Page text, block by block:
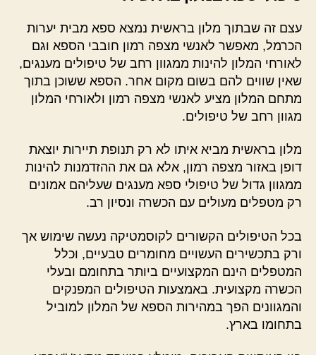
עצם זה שבתוך מלון בראשית נמצא ספא מבית יערות
הכרמל, מאפשר לאנשי מצפה רמון חובבי הספא וגם
לאורחי המלון להינות ממגוון רחב של טיפולים מענגים,
שאין שווים להם בשום מקום אחר. הספא ששוכן בתוך
מתחם המלון מציע לאנשי מצפה רמון ולאורחי המלון
מגוון רחב של טיפולים.
מלון בראשית מביא איתו לא רק תנופת תיירות יוצאת
דופן באזור מצפה רמון, אלא גם את ההזדמנות להינות
ממגוון גדול של טיפולי ספא מענגים שעליהם אמונים
רק מטפלים מעולים עם הכשרה ונסיון רב.
בכל הטיפולים הקשורים לקוסמטיקה נעשה שימוש אך
ורק בתכשירים העשויים מחומרים טבעיים, וכלל
המטפלים הינם המקצועיים ביותר בתחומם ובעלי
הכשרה מקצועית. באמצעות הטיפולים המפנקים
והמגוונים הפך במהירות הספא של המלון למוביל
בתחומו בארץ.